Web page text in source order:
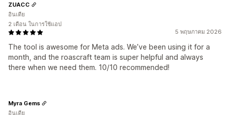
5 พฤษภาคม 2026
The tool is awesome for Meta ads. We’ve been using it for a
month, and the roascraft team is super helpful and always
there when we need them. 10/10 recommended!
ZUACC
อินเดีย
2 เดือน ในการใช้แอป
Myra Gems
อินเดีย